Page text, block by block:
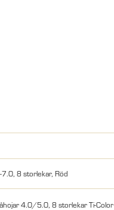
8 storlekar, Röd
4.0/5.0, 8 storlekar Ti-Color